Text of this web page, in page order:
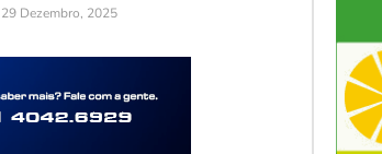
29 Dezembro, 2025